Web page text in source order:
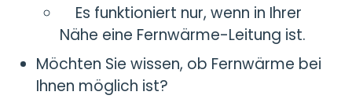
Es funktioniert nur, wenn in Ihrer
Nähe eine Fernwärme-Leitung ist.
Möchten Sie wissen, ob Fernwärme bei
Ihnen möglich ist?